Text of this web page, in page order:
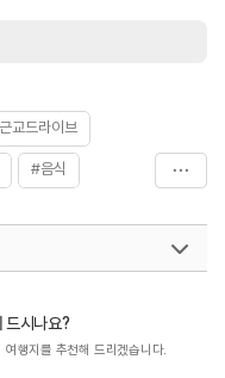
교드라이브
#음식
드시나요?
행지를 추천해 드리겠습니다.